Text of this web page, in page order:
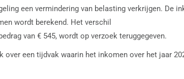
een vermindering van belasting verkrijgen. De
wordt berekend. Het verschil
van € 545, wordt op verzoek teruggegeven.
een tijdvak waarin het inkomen over het jaar